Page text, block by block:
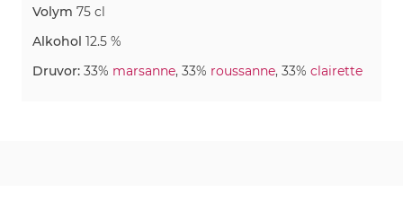
Volym 75 cl
Alkohol 12.5 %
Druvor: 33% marsanne, 33% roussanne, 33% clairette